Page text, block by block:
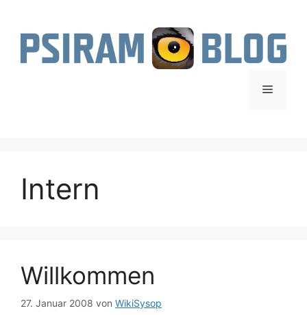
springen
Menü
Intern
Willkommen
27. Januar 2008 von WikiSysop